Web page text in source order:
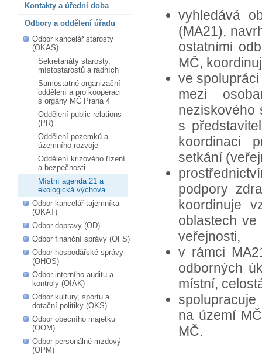
Kontakty a úřední doba
Odbory a oddělení úřadu
Odbor kancelář starosty
(OKAS)
Sekretariáty starosty,
místostarostů a radních
Samostatné organizační
oddělení a pro kooperaci
s orgány MČ Praha 4
Oddělení public relations
(PR)
Oddělení pozemků a
územního rozvoje
Oddělení krizového řízení
a bezpečnosti
Místní agenda 21 a
ekologická výchova
Odbor kancelář tajemníka
(OKAT)
Odbor dopravy (OD)
Odbor finanční správy (OFS)
Odbor hospodářské správy
(OHOS)
Odbor interního auditu a
kontroly (OIAK)
Odbor kultury, sportu a
dotační politiky (OKS)
Odbor obecního majetku
(OOM)
Odbor personálně mzdový
(OPM)
vyhledává
(MA21),
ostatními
MČ,
ve
mezi
neziskového
s
koordinaci
setkání
podpory
koordinuje
oblastech
veřejnosti,
v rámci
odborných
místní,
na území
MČ.